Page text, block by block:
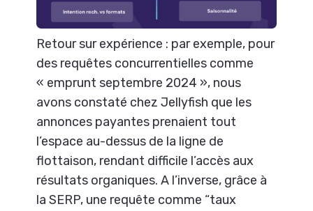
Retour sur expérience : par exemple, pour
des requêtes concurrentielles comme
« emprunt septembre 2024 », nous
avons constaté chez Jellyfish que les
annonces payantes prenaient tout
l’espace au-dessus de la ligne de
flottaison, rendant difficile l’accès aux
résultats organiques. A l’inverse, grâce à
la SERP, une requête comme “taux